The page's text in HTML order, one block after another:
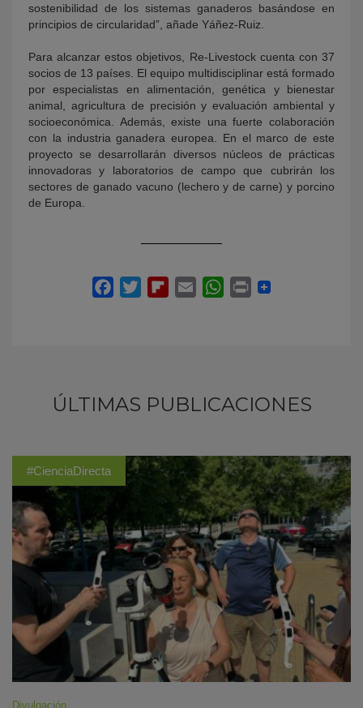
sostenibilidad de los sistemas ganaderos basándose en
principios de circularidad”, añade Yáñez-Ruiz.
Para alcanzar estos objetivos, Re-Livestock cuenta con 37
socios de 13 países. El equipo multidisciplinar está formado
por especialistas en alimentación, genética y bienestar
animal, agricultura de precisión y evaluación ambiental y
socioeconómica. Además, existe una fuerte colaboración
con la industria ganadera europea. En el marco de este
proyecto se desarrollarán diversos núcleos de prácticas
innovadoras y laboratorios de campo que cubrirán los
sectores de ganado vacuno (lechero y de carne) y porcino
de Europa.
ÚLTIMAS PUBLICACIONES
#CienciaDirecta
Divulgación